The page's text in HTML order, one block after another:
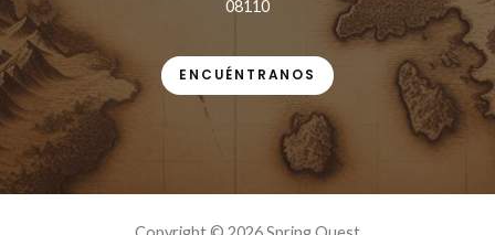
08110
ENCUÉNTRANOS